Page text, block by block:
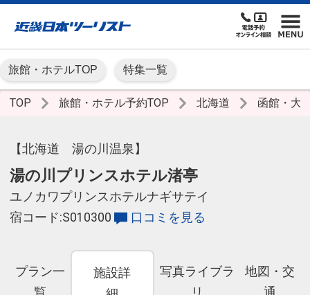
旅館・ホテルTOP 特集一覧
TOP 旅館・ホテル予約TOP 北海道 函館・大
【北海道 湯の川温泉】
湯の川プリンスホテル渚亭
ユノカワプリンスホテルナギサテイ
宿コード:S010300
口コミを見る
プラン一
施設詳
写真ライブラ
地図・交